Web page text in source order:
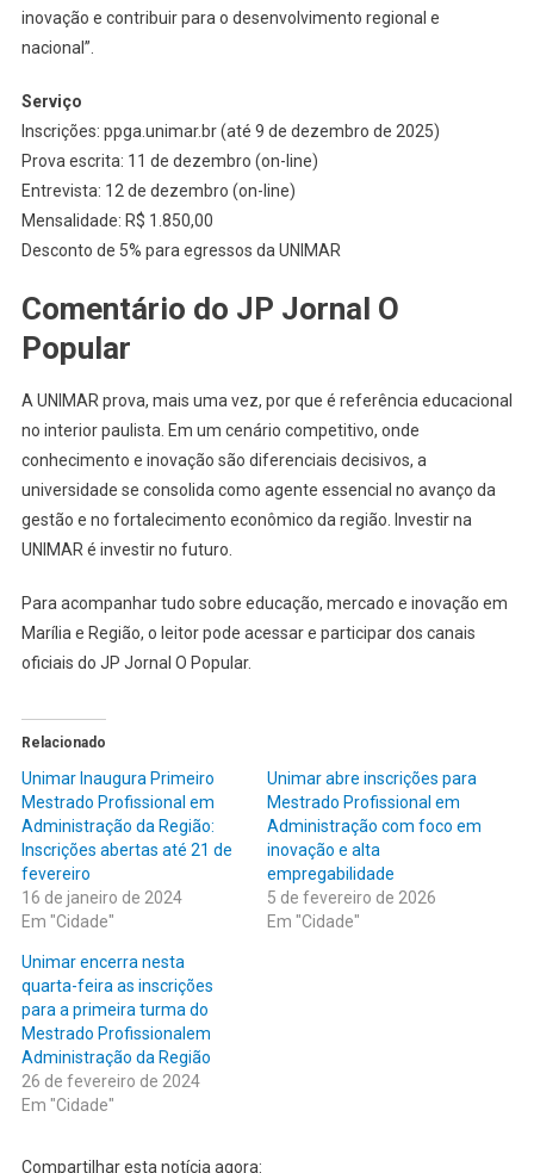
inovação e contribuir para o desenvolvimento regional e
nacional”.
Serviço
Inscrições: ppga.unimar.br (até 9 de dezembro de 2025)
Prova escrita: 11 de dezembro (on-line)
Entrevista: 12 de dezembro (on-line)
Mensalidade: R$ 1.850,00
Desconto de 5% para egressos da UNIMAR
Comentário do JP Jornal O
Popular
A UNIMAR prova, mais uma vez, por que é referência educacional
no interior paulista. Em um cenário competitivo, onde
conhecimento e inovação são diferenciais decisivos, a
universidade se consolida como agente essencial no avanço da
gestão e no fortalecimento econômico da região. Investir na
UNIMAR é investir no futuro.
Para acompanhar tudo sobre educação, mercado e inovação em
Marília e Região, o leitor pode acessar e participar dos canais
oficiais do JP Jornal O Popular.
Relacionado
Unimar Inaugura Primeiro
Mestrado Profissional em
Administração da Região:
Inscrições abertas até 21 de
fevereiro
16 de janeiro de 2024
Em "Cidade"
Unimar abre inscrições para
Mestrado Profissional em
Administração com foco em
inovação e alta
empregabilidade
5 de fevereiro de 2026
Em "Cidade"
Unimar encerra nesta
quarta-feira as inscrições
para a primeira turma do
Mestrado Profissionalem
Administração da Região
26 de fevereiro de 2024
Em "Cidade"
Compartilhar esta notícia agora: